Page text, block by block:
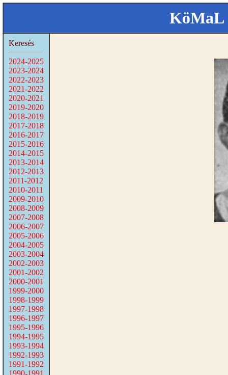
KöMaL
Keresés
2024-2025
2023-2024
2022-2023
2021-2022
2020-2021
2019-2020
2018-2019
2017-2018
2016-2017
2015-2016
2014-2015
2013-2014
2012-2013
2011-2012
2010-2011
2009-2010
2008-2009
2007-2008
2006-2007
2005-2006
2004-2005
2003-2004
2002-2003
2001-2002
2000-2001
1999-2000
1998-1999
1997-1998
1996-1997
1995-1996
1994-1995
1993-1994
1992-1993
1991-1992
1990-1991